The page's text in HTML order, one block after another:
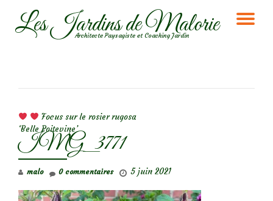
AllerLes Jardins de Malorie
Architecte Paysagiste et Coaching Jardin
Focus sur le rosier rugosa
‘Belle Poitevine’
IMG_3771
malo 5 juin 2021
0 commentaires